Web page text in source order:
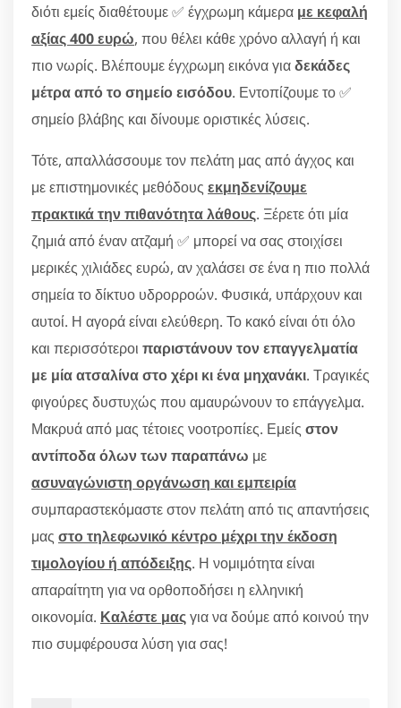
διότι εμείς διαθέτουμε ✅ έγχρωμη κάμερα με κεφαλή
αξίας 400 ευρώ, που θέλει κάθε χρόνο αλλαγή ή και
πιο νωρίς. Βλέπουμε έγχρωμη εικόνα γιαδεκάδες
μέτρα από το σημείο εισόδου. Εντοπίζουμε το ✅
σημείο βλάβης και δίνουμε οριστικές λύσεις.
Τότε, απαλλάσσουμε τον πελάτη μας από άγχος και
με επιστημονικές μεθόδους εκμηδενίζουμε
πρακτικά την πιθανότητα λάθους. Ξέρετε ότι μία
ζημιά από έναν ατζαμή ✅ μπορεί να σας στοιχίσει
μερικές χιλιάδες ευρώ, αν χαλάσει σε ένα η πιο πολλά
σημεία το δίκτυο υδρορροών. Φυσικά, υπάρχουν και
αυτοί. Η αγορά είναι ελεύθερη. Το κακό είναι ότι όλο
και περισσότεροι παριστάνουν τον επαγγελματία
με μία ατσαλίνα στο χέρι κι ένα μηχανάκι. Τραγικές
φιγούρες δυστυχώς που αμαυρώνουν το επάγγελμα.
Μακρυά από μας τέτοιες νοοτροπίες. Εμείς στον
αντίποδα όλων των παραπάνω με
ασυναγώνιστη οργάνωση και εμπειρία
συμπαραστεκόμαστε στον πελάτη από τις απαντήσεις
μας στο τηλεφωνικό κέντρο μέχρι την έκδοση
τιμολογίου ή απόδειξης. Η νομιμότητα είναι
απαραίτητη για να ορθοποδήσει η ελληνική
οικονομία. Καλέστε μαςγια να δούμε από κοινού την
πιο συμφέρουσα λύση για σας!